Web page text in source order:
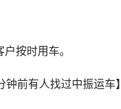
按时用车。